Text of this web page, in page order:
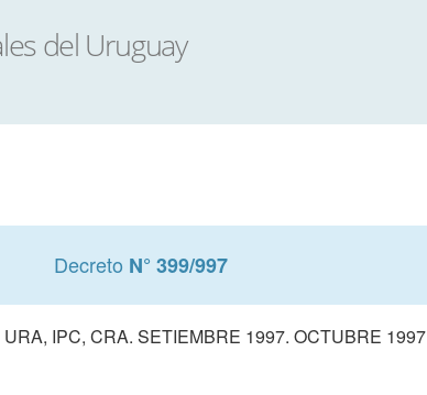
Decreto N° 399/997
IPC, CRA. SETIEMBRE 1997. OCTUBRE 1997